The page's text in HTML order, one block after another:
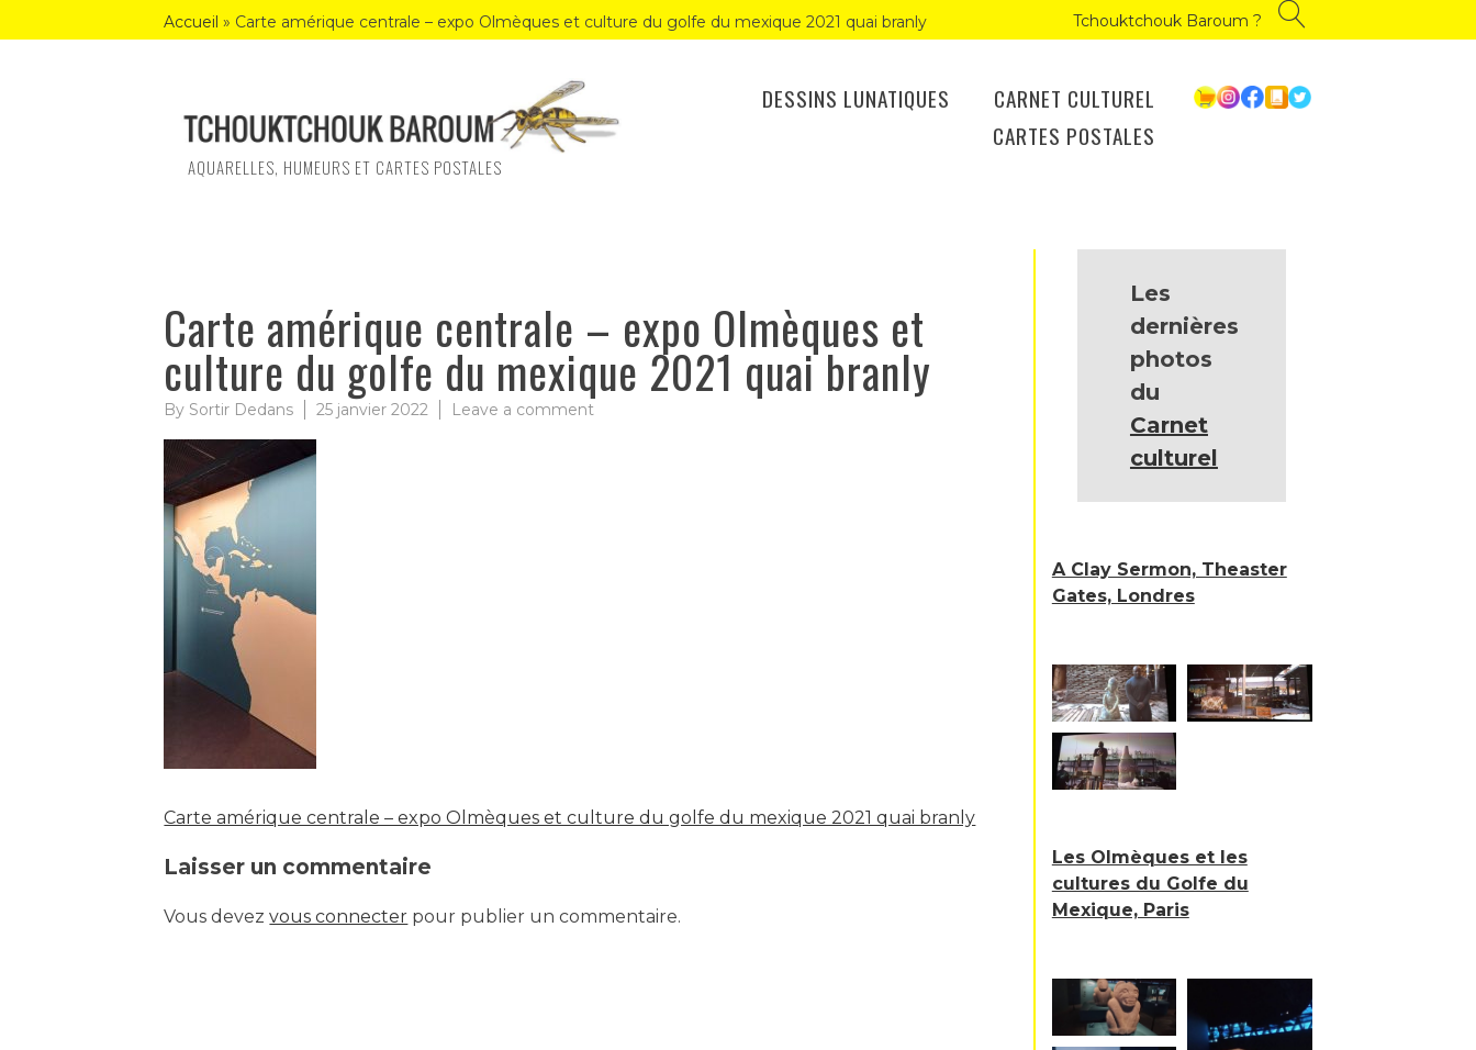
to
Accueil » Carte amérique centrale – expo Olmèques et culture du golfe du mexique 2021 quai branly Tchouktchouk Baroum ?
AQUARELLES, HUMEURS ET CARTES POSTALES
DESSINS LUNATIQUES
CARNET CULTUREL
CARTES POSTALES
Carte amérique centrale – expo Olmèques et
culture du golfe du mexique 2021 quai branly
By Sortir Dedans 25 janvier 2022 Leave a comment
Navigation
de
Carte amérique centrale – expo Olmèques et culture du golfe du mexique 2021 quai branly
Laisser un commentaire
Vous devezvous connecter pour publier un commentaire.
Les
dernières
photos
du
Carnet
culturel
A Clay Sermon, Theaster
Gates, Londres
Les Olmèques et les
cultures du Golfe du
Mexique, Paris